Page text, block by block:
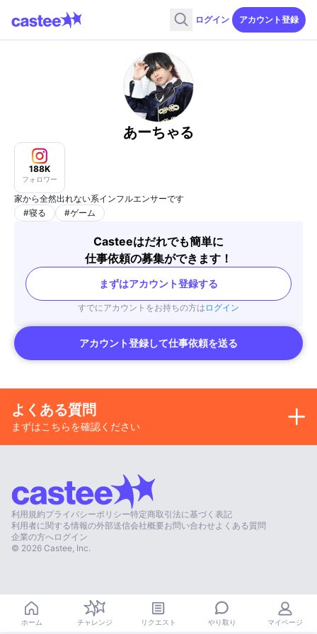
ログイン アカウント登録
あーちゃる
188K
フォロワー
家から全然出れない系インフルエンサーです
#寝る #ゲーム
Casteeはだれでも簡単に
仕事依頼の募集ができます！
まずはアカウント登録する
すでにアカウントをお持ちの方は ログイン
アカウント登録して仕事依頼を送る
よくある質問
まずはこちらを確認ください
利用規約プライバシーポリシー特定商取引法に基づく表記
利用者に関する情報の外部送信会社概要お問い合わせ よくある質問
企業の方へログイン
© 2026 Castee, Inc.
ホーム チャレンジ リクエスト やり取り マイページ